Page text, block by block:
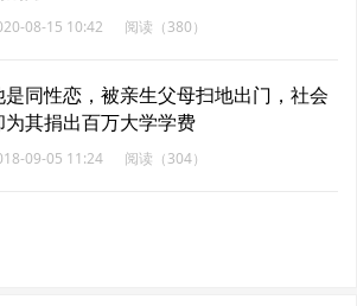
08-15 10:42 阅读（380）
是同性恋，被亲生父母扫地出门，社会
为其捐出百万大学学费
09-05 11:24 阅读（304）